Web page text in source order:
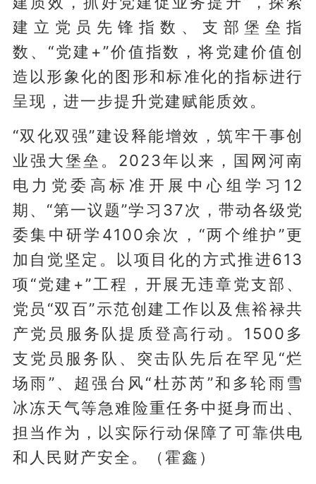
建立党员先锋指数、支部堡垒指
数、“党建+”价值指数，将党建价值创
造以形象化的图形和标准化的指标进行
呈现，进一步提升党建赋能质效。
“双化双强”建设释能增效，筑牢干事创
业强大堡垒。2023年以来，国网河南
电力党委高标准开展中心组学习12
期、“第一议题”学习37次，带动各级党
委集中研学4100余次，“两个维护”更
加自觉坚定。以项目化的方式推进613
项“党建+”工程，开展无违章党支部、
党员“双百”示范创建工作以及焦裕禄共
产党员服务队提质登高行动。1500多
支党员服务队、突击队先后在罕见“烂
场雨”、超强台风“杜苏芮”和多轮雨雪
冰冻天气等急难险重任务中挺身而出、
担当作为，以实际行动保障了可靠供电
和人民财产安全。（霍鑫）